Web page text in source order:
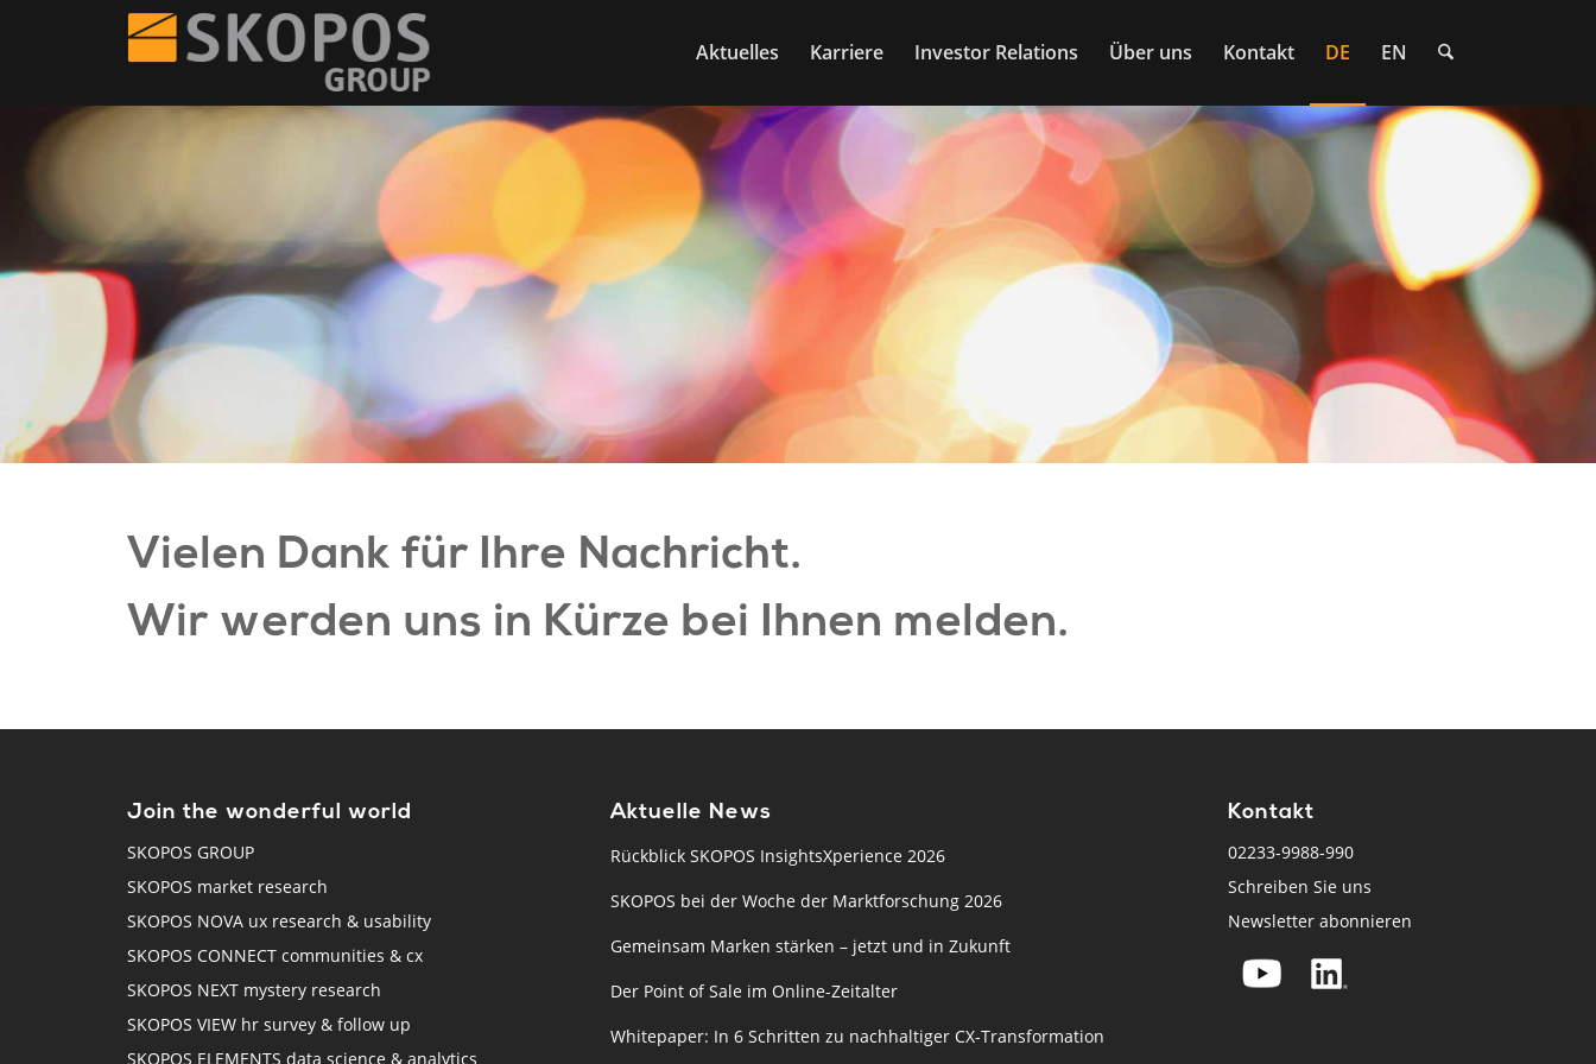
Aktuelles Karriere Investor Relations Über uns Kontakt DE EN
Vielen Dank für Ihre Nachricht.
Wir werden uns in Kürze bei Ihnen melden.
Join the wonderful world
SKOPOS GROUP
SKOPOS market research
SKOPOS NOVA ux research & usability
SKOPOS CONNECT communities & cx
SKOPOS NEXT mystery research
SKOPOS VIEW hr survey & follow up
SKOPOS ELEMENTS data science & analytics
Aktuelle News
Rückblick SKOPOS InsightsXperience 2026
SKOPOS bei der Woche der Marktforschung 2026
Gemeinsam Marken stärken – jetzt und in Zukunft
Der Point of Sale im Online-Zeitalter
Whitepaper: In 6 Schritten zu nachhaltiger CX-Transformation
Kontakt
02233-9988-990
Schreiben Sie uns
Newsletter abonnieren